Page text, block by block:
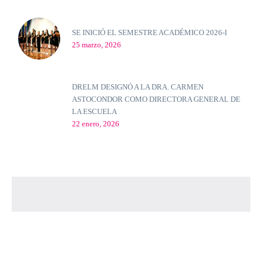
SE INICIÓ EL SEMESTRE ACADÉMICO 2026-I
25 marzo, 2026
DRELM DESIGNÓ A LA DRA. CARMEN
ASTOCONDOR COMO DIRECTORA GENERAL DE
LA ESCUELA
22 enero, 2026